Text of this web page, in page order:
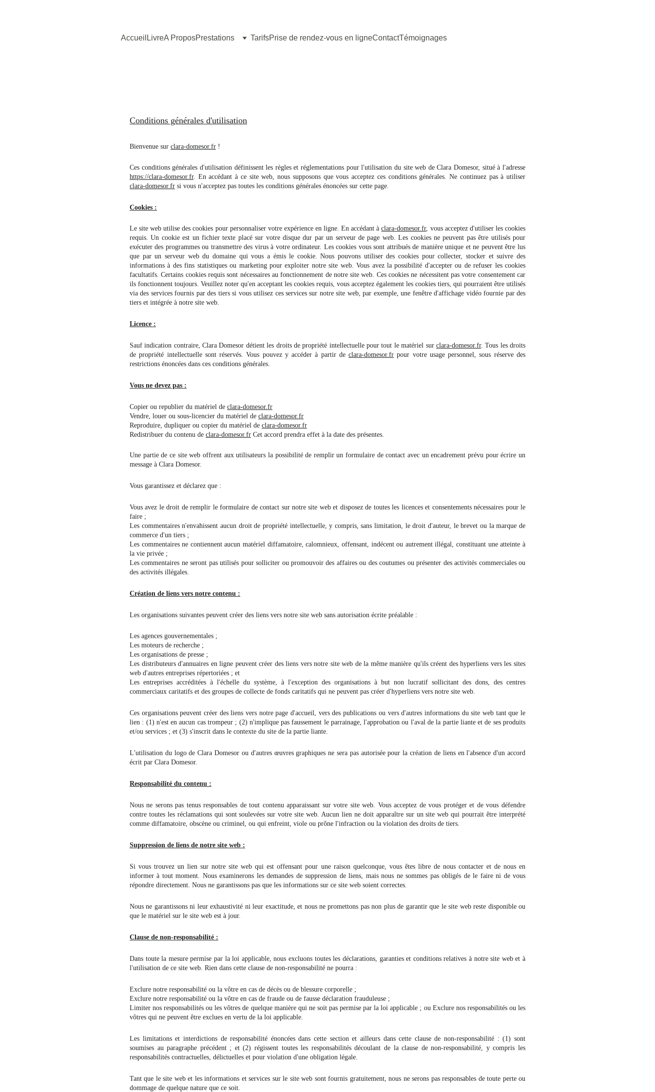
Accueil LivreA ProposPrestations TarifsPrise de rendez-vous en ligneContactTémoignages
Conditions générales d'utilisation
Bienvenue sur clara-domesor.fr!
Ces conditions générales d'utilisation définissent les règles et réglementations pour l'utilisation du site web de Clara Domesor, situé à l'adresse
https://clara-domesor.fr. En accédant à ce site web, nous supposons que vous acceptez ces conditions générales. Ne continuez pas à utiliser
clara-domesor.frsi vous n'acceptez pas toutes les conditions générales énoncées sur cette page.
Cookies :
Le site web utilise des cookies pour personnaliser votre expérience en ligne. En accédant àclara-domesor.fr, vous acceptez d'utiliser les cookies
requis. Un cookie est un fichier texte placé sur votre disque dur par un serveur de page web. Les cookies ne peuvent pas être utilisés pour
exécuter des programmes ou transmettre des virus à votre ordinateur. Les cookies vous sont attribués de manière unique et ne peuvent être lus
que par un serveur web du domaine qui vous a émis le cookie. Nous pouvons utiliser des cookies pour collecter, stocker et suivre des
informations à des fins statistiques ou marketing pour exploiter notre site web. Vous avez la possibilité d'accepter ou de refuser les cookies
facultatifs. Certains cookies requis sont nécessaires au fonctionnement de notre site web. Ces cookies ne nécessitent pas votre consentement car
ils fonctionnent toujours. Veuillez noter qu'en acceptant les cookies requis, vous acceptez également les cookies tiers, qui pourraient être utilisés
via des services fournis par des tiers si vous utilisez ces services sur notre site web, par exemple, une fenêtre d'affichage vidéo fournie par des
tiers et intégrée à notre site web.
Licence :
Sauf indication contraire, Clara Domesor détient les droits de propriété intellectuelle pour tout le matériel sur clara-domesor.fr. Tous les droits
de propriété intellectuelle sont réservés. Vous pouvez y accéder à partir declara-domesor.fr pour votre usage personnel, sous réserve des
restrictions énoncées dans ces conditions générales.
Vous ne devez pas :
Copier ou republier du matériel de clara-domesor.fr
Vendre, louer ou sous-licencier du matériel de clara-domesor.fr
Reproduire, dupliquer ou copier du matériel de clara-domesor.fr
Redistribuer du contenu de clara-domesor.frCet accord prendra effet à la date des présentes.
Une partie de ce site web offrent aux utilisateurs la possibilité de remplir un formulaire de contact avec un encadrement prévu pour écrire un
message à Clara Domesor.
Vous garantissez et déclarez que :
Vous avez le droit de remplir le formulaire de contact sur notre site web et disposez de toutes les licences et consentements nécessaires pour le
faire ;
Les commentaires n'envahissent aucun droit de propriété intellectuelle, y compris, sans limitation, le droit d'auteur, le brevet ou la marque de
commerce d'un tiers ;
Les commentaires ne contiennent aucun matériel diffamatoire, calomnieux, offensant, indécent ou autrement illégal, constituant une atteinte à
la vie privée ;
Les commentaires ne seront pas utilisés pour solliciter ou promouvoir des affaires ou des coutumes ou présenter des activités commerciales ou
des activités illégales.
Création de liens vers notre contenu :
Les organisations suivantes peuvent créer des liens vers notre site web sans autorisation écrite préalable :
Les agences gouvernementales ;
Les moteurs de recherche ;
Les organisations de presse ;
Les distributeurs d'annuaires en ligne peuvent créer des liens vers notre site web de la même manière qu'ils créent des hyperliens vers les sites
web d'autres entreprises répertoriées ; et
Les entreprises accréditées à l'échelle du système, à l'exception des organisations à but non lucratif sollicitant des dons, des centres
commerciaux caritatifs et des groupes de collecte de fonds caritatifs qui ne peuvent pas créer d'hyperliens vers notre site web.
Ces organisations peuvent créer des liens vers notre page d'accueil, vers des publications ou vers d'autres informations du site web tant que le
lien : (1) n'est en aucun cas trompeur ; (2) n'implique pas faussement le parrainage, l'approbation ou l'aval de la partie liante et de ses produits
et/ou services ; et (3) s'inscrit dans le contexte du site de la partie liante.
L'utilisation du logo de Clara Domesor ou d'autres œuvres graphiques ne sera pas autorisée pour la création de liens en l'absence d'un accord
écrit par Clara Domesor.
Responsabilité du contenu :
Nous ne serons pas tenus responsables de tout contenu apparaissant sur votre site web. Vous acceptez de vous protéger et de vous défendre
contre toutes les réclamations qui sont soulevées sur votre site web. Aucun lien ne doit apparaître sur un site web qui pourrait être interprété
comme diffamatoire, obscène ou criminel, ou qui enfreint, viole ou prône l'infraction ou la violation des droits de tiers.
Suppression de liens de notre site web :
Si vous trouvez un lien sur notre site web qui est offensant pour une raison quelconque, vous êtes libre de nous contacter et de nous en
informer à tout moment. Nous examinerons les demandes de suppression de liens, mais nous ne sommes pas obligés de le faire ni de vous
répondre directement. Nous ne garantissons pas que les informations sur ce site web soient correctes.
Nous ne garantissons ni leur exhaustivité ni leur exactitude, et nous ne promettons pas non plus de garantir que le site web reste disponible ou
que le matériel sur le site web est à jour.
Clause de non-responsabilité :
Dans toute la mesure permise par la loi applicable, nous excluons toutes les déclarations, garanties et conditions relatives à notre site web et à
l'utilisation de ce site web. Rien dans cette clause de non-responsabilité ne pourra :
Exclure notre responsabilité ou la vôtre en cas de décès ou de blessure corporelle ;
Exclure notre responsabilité ou la vôtre en cas de fraude ou de fausse déclaration frauduleuse ;
Limiter nos responsabilités ou les vôtres de quelque manière qui ne soit pas permise par la loi applicable ; ou Exclure nos responsabilités ou les
vôtres qui ne peuvent être exclues en vertu de la loi applicable.
Les limitations et interdictions de responsabilité énoncées dans cette section et ailleurs dans cette clause de non-responsabilité : (1) sont
soumises au paragraphe précédent ; et (2) régissent toutes les responsabilités découlant de la clause de non-responsabilité, y compris les
responsabilités contractuelles, délictuelles et pour violation d'une obligation légale.
Tant que le site web et les informations et services sur le site web sont fournis gratuitement, nous ne serons pas responsables de toute perte ou
dommage de quelque nature que ce soit.